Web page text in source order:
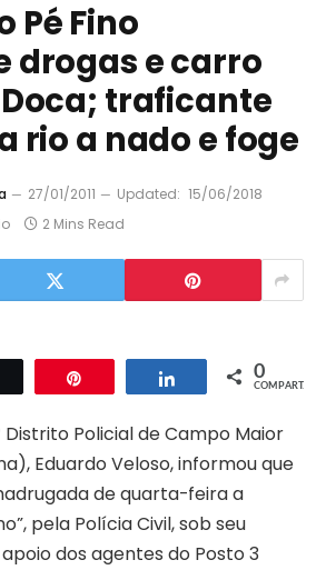
Pé Fino
drogas e carro
traficante
rio a nado e foge
27/01/2011 Updated: 15/06/2018
2 Mins Read
Compartilhar
0
COMPART.
Distrito Policial de Campo Maior
Eduardo Veloso, informou que
de quarta-feira a
pela Polícia Civil, sob seu
dos agentes do Posto 3